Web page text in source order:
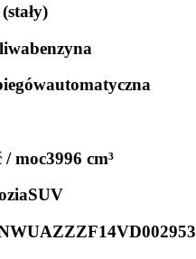
benzyna
automatyczna
/ moc3996 cm³
SUV
WUAZZZF14VD002953